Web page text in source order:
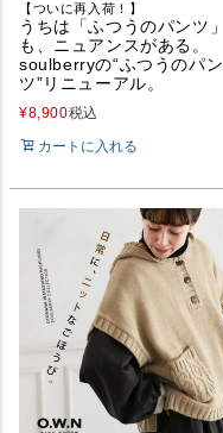
【ついに再入荷！】
うちは「ふつうのパンツ」
も、ニュアンスがある。
soulberryの“ふつうのパン
ツ”リニューアル。
¥8,900税込
カートに入れる